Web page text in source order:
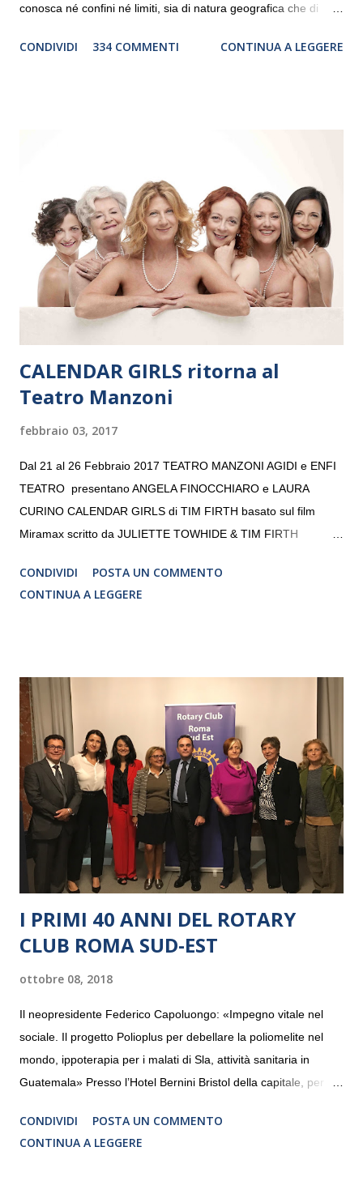
conosca né confini né limiti, sia di natura geografica che di
debutterà il 10 settembre a Heiden, in Germania, e toccherà, in
“Settembre dell’Accademia” dove si esibirà per il secondo anno
consecutivo. Il pubblico milanese avrà il piacere di applaudire i
giovani artisti della Baltic Sea Youth Philharmonic per la quarta
volta. L’orchestra, fondata nel 2008 da Kristjan Järvi (affiancato
da un prestigioso consiglio di consulent...
CONDIVIDI 334 COMMENTI CONTINUA A LEGGERE
CALENDAR GIRLS ritorna al
Teatro Manzoni
febbraio 03, 2017
Dal 21 al 26 Febbraio 2017 TEATRO MANZONI AGIDI e ENFI
TEATRO presentano ANGELA FINOCCHIARO e LAURA
CURINO CALENDAR GIRLS di TIM FIRTH basato sul film
Miramax scritto da JULIETTE TOWHIDE & TIM FIRTH
CRISTINA PEZZOLI
CONDIVIDI
POSTA UN COMMENTO
CONTINUA A LEGGERE
I PRIMI 40 ANNI DEL ROTARY
CLUB ROMA SUD-EST
ottobre 08, 2018
Il neopresidente Federico Capoluongo: «Impegno vitale nel
sociale. Il progetto Polioplus per debellare la poliomelite nel
mondo, ippoterapia per i malati di Sla, attività sanitaria in
Guatemala» Presso l’Hotel Bernini Bristol della capitale, per la
programmazione del Rotary Club Roma Sud-Est che festeggia
i quaranta anni di attività. Un’occasione per raccontare al
CONDIVIDI
POSTA UN COMMENTO
CONTINUA A LEGGERE